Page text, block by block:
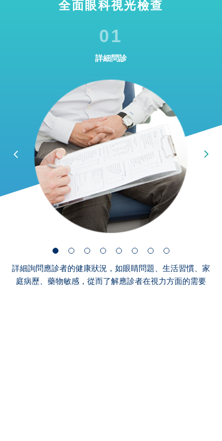
全面眼科視光檢查
01
詳細問診
詳細詢問應診者的健康狀況，如眼睛問題、生活習慣、家
庭病歷、藥物敏感，從而了解應診者在視力方面的需要